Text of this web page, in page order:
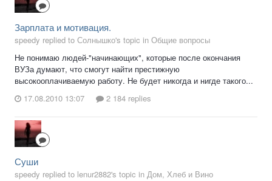
Зарплата и мотивация.
speedy replied to Солнышко's topic in Общие вопросы
Не понимаю людей-"начинающих", которые после окончания
ВУЗа думают, что смогут найти престижную
высокооплачиваемую работу. Не будет никогда и нигде такого...
17.08.2010 13:07
2 184 replies
Суши
speedy replied to lenur2882's topic in Дом, Хлеб и Вино